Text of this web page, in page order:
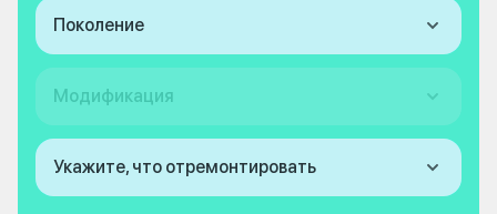
Поколение
Модификация
Укажите, что отремонтировать